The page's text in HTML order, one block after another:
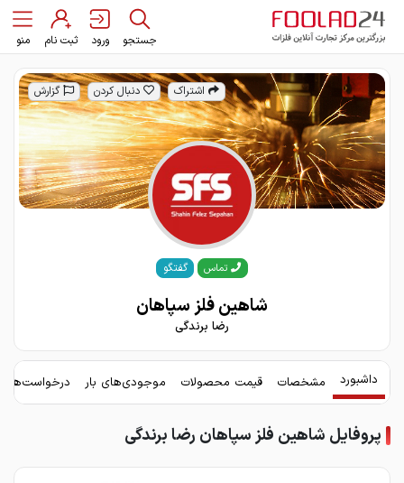
جستجو ورود ثبت نام منو
اشتراک دنبال کردن گزارش
تماس گفتگو
شاهین فلز سپاهان
رضا برندگی
داشبورد مشخصات قیمت محصولات موجودی‌های بار
پروفایل شاهین فلز سپاهان رضا برندگی